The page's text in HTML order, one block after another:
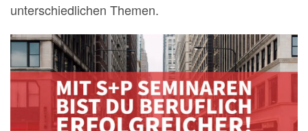
unterschiedlichen Themen.